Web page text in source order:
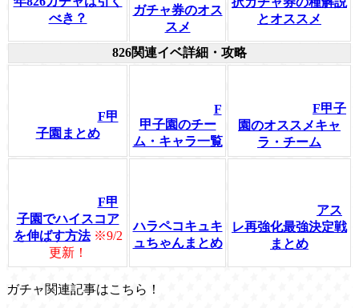
べき？
ガチャ券のオス
スメ
とオススメ
826関連イベ詳細・攻略
F甲
子園まとめ
F
甲子園のチー
ム・キャラ一覧
F甲子
園のオススメキャ
ラ・チーム
F甲
子園でハイスコア
を伸ばす方法 ※9/2
更新！
ハラペコキュキ
ュちゃんまとめ
アス
レ再強化最強決定戦
まとめ
ガチャ関連記事はこちら！